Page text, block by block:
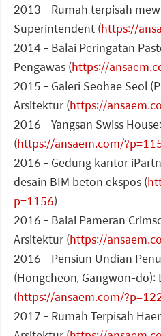
2013 - Rumah terpisah
Superintendent (https://
2014 - Balai Peringatan
Pengawas (https://
2015 - Galeri Seohae Seol
Arsitektur (https://
2016 - Yangsan Swiss
(https://ansaem.com/
2016 - Gedung kantor
desain BIM beton ekspos (
p=1156)
2016 - Balai Pameran
Arsitektur (https://
2016 - Pensiun Undian
(Hongcheon, Gangwon-do):
(https://ansaem.com/
2017 - Rumah Terpisah